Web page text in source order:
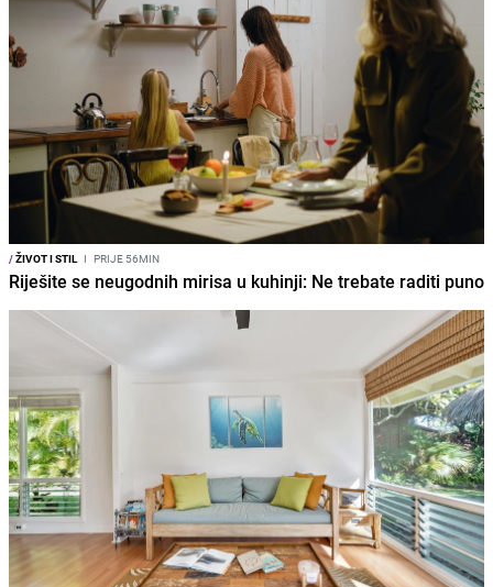
/ŽIVOT I STIL I PRIJE 56MIN
Riješite se neugodnih mirisa u kuhinji: Ne trebate raditi puno